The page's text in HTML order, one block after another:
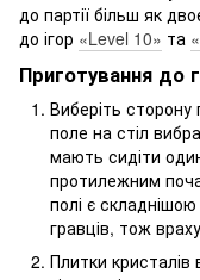
до партії більш як
до ігор «Level 10» та
Приготування до
Виберіть сторону
поле на стіл
мають сидіти
протилежним
полі є
гравців, тож
Плитки кристалів